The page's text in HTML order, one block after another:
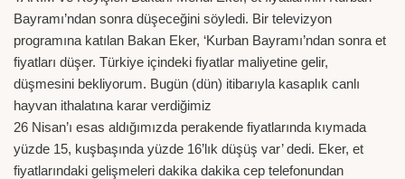
Bayramı’ndan sonra düşeceğini söyledi. Bir televizyon
programına katılan Bakan Eker, ‘Kurban Bayramı’ndan sonra et
fiyatları düşer. Türkiye içindeki fiyatlar maliyetine gelir,
düşmesini bekliyorum. Bugün (dün) itibarıyla kasaplık canlı
hayvan ithalatına karar verdiğimiz
26 Nisan’ı esas aldığımızda perakende fiyatlarında kıymada
yüzde 15, kuşbaşında yüzde 16’lık düşüş var’ dedi. Eker, et
fiyatlarındaki gelişmeleri dakika dakika cep telefonundan